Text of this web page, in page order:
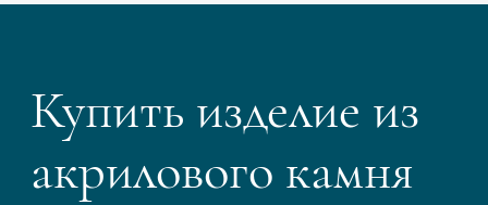
Купить изделие из
акрилового камня